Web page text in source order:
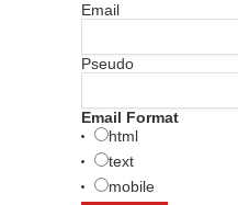
Email
Pseudo
Email Format
html
text
mobile